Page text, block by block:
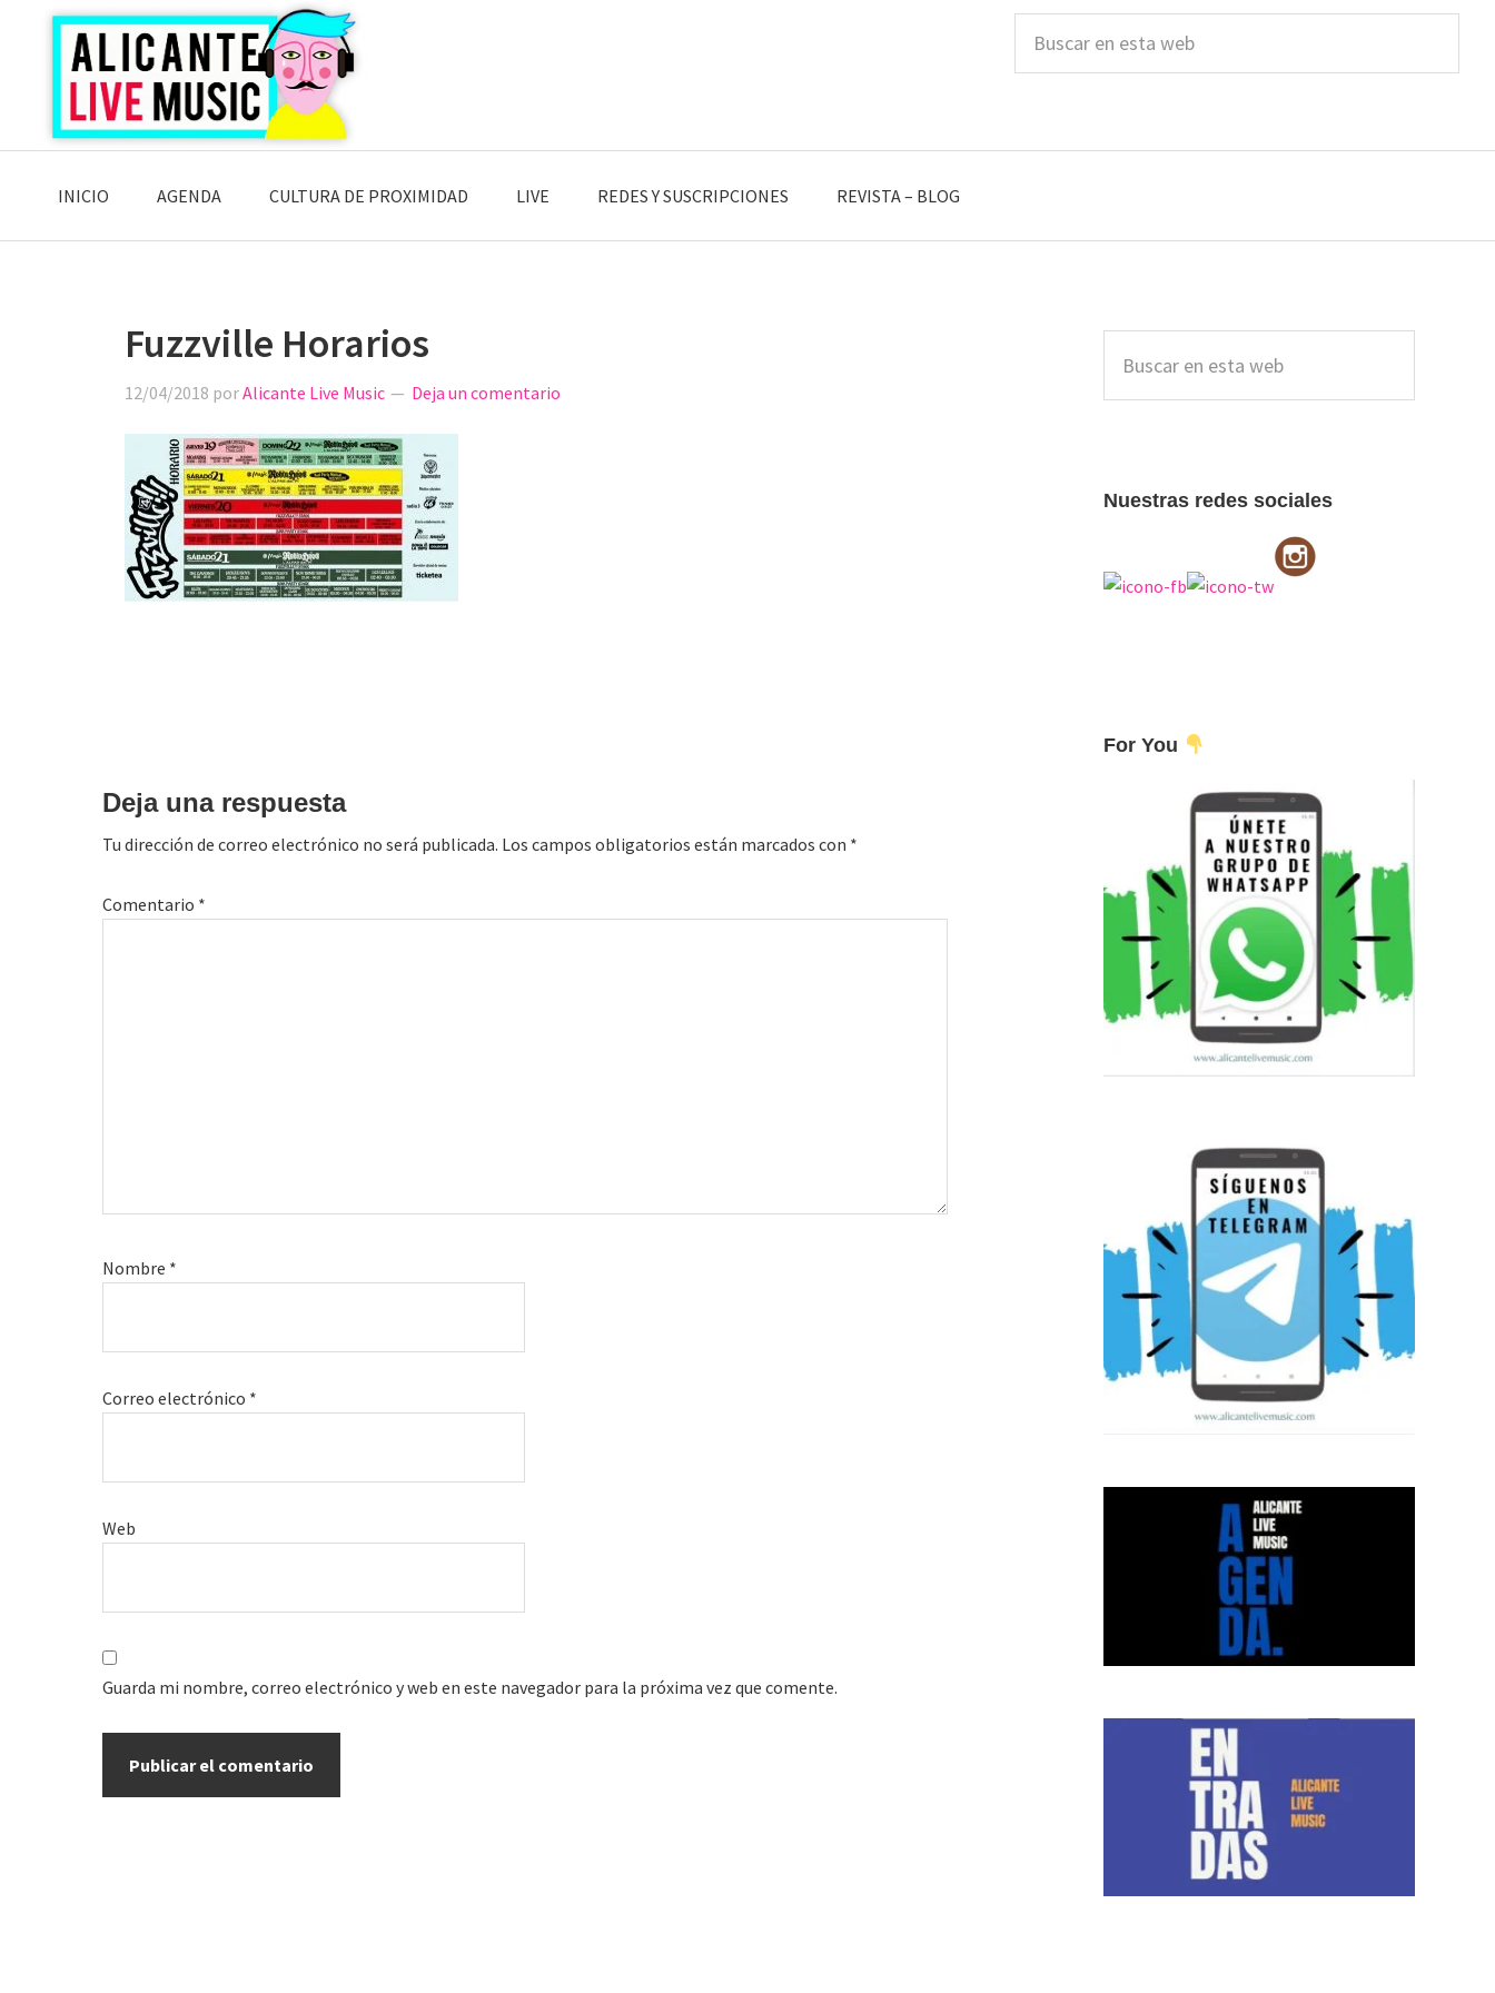
Saltar
navegación
principal
Saltar
contenido
principal
Saltar
lateral
principal
esta
INICIO AGENDA CULTURA DE PROXIMIDAD LIVE REDES Y SUSCRIPCIONES REVISTA – BLOG
Fuzzville Horarios
12/04/2018 porAlicante Live Music Deja un comentario
lectores
Deja una respuesta
Tu dirección de correo electrónico no será publicada. Los campos obligatorios están marcados con *
Comentario *
Nombre *
Correo electrónico *
Web
Guarda mi nombre, correo electrónico y web en este navegador para la próxima vez que comente.
lateral
principal
esta
Nuestras redes sociales
For You